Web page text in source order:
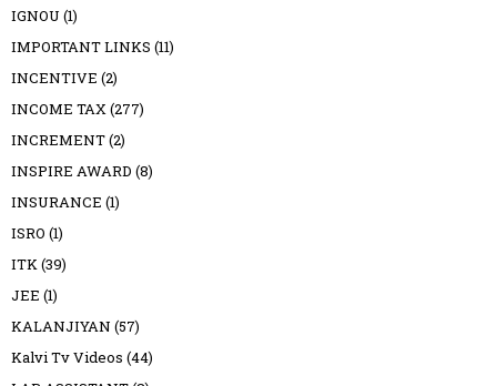
IGNOU (1)
IMPORTANT LINKS (11)
INCENTIVE (2)
INCOME TAX(277)
INCREMENT(2)
INSPIRE AWARD (8)
INSURANCE (1)
ISRO (1)
ITK(39)
JEE (1)
KALANJIYAN (57)
Kalvi Tv Videos (44)